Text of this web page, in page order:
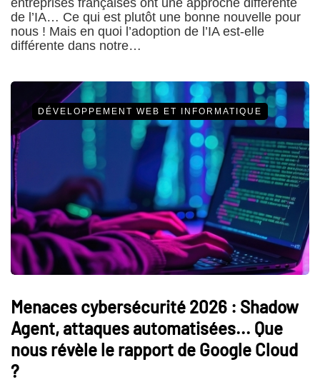
de l’IA… Ce qui est plutôt une bonne nouvelle pour
nous ! Mais en quoi l’adoption de l’IA est-elle
différente dans notre…
DÉVELOPPEMENT WEB ET INFORMATIQUE
Menaces cybersécurité 2026 : Shadow
Agent, attaques automatisées... Que
nous révèle le rapport de Google Cloud
?